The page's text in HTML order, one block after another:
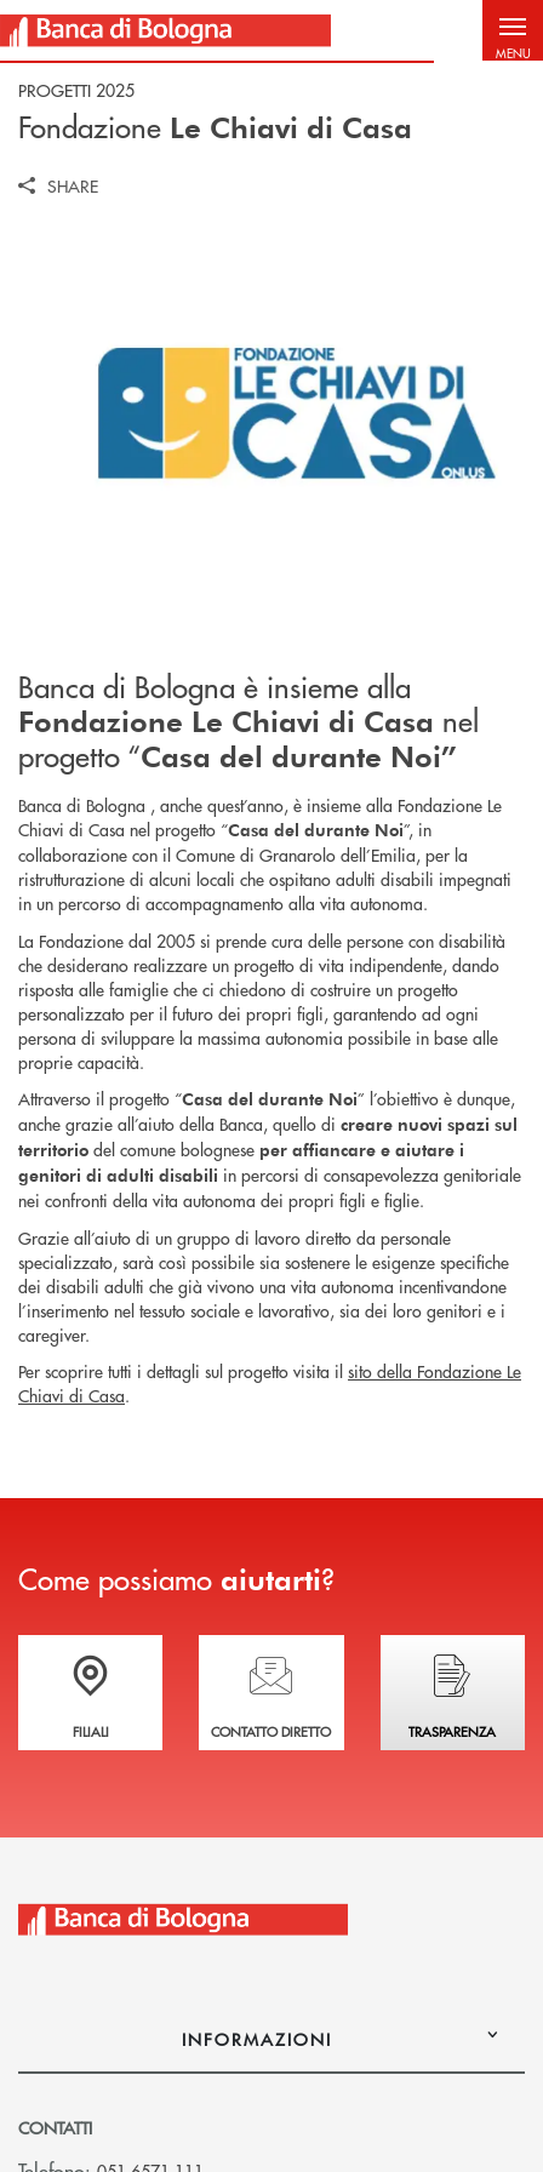
Salta al contenuto principale
MENU
PROGETTI 2025
Fondazione Le Chiavi di Casa
SHARE
Banca di Bologna è insieme alla
Fondazione Le Chiavi di Casa nel
progetto “Casa del durante Noi”
Banca di Bologna , anche quest’anno, è insieme alla Fondazione Le
Chiavi di Casa nel progetto “Casa del durante Noi”, in
collaborazione con il Comune di Granarolo dell’Emilia, per la
ristrutturazione di alcuni locali che ospitano adulti disabili impegnati
in un percorso di accompagnamento alla vita autonoma.
La Fondazione dal 2005 si prende cura delle persone con disabilità
che desiderano realizzare un progetto di vita indipendente, dando
risposta alle famiglie che ci chiedono di costruire un progetto
personalizzato per il futuro dei propri figli, garantendo ad ogni
persona di sviluppare la massima autonomia possibile in base alle
proprie capacità.
Attraverso il progetto “Casa del durante Noi” l’obiettivo è dunque,
anche grazie all’aiuto della Banca, quello di creare nuovi spazi sul
territorio del comune bolognese per affiancare e aiutare i
genitori di adulti disabili in percorsi di consapevolezza genitoriale
nei confronti della vita autonoma dei propri figli e figlie.
Grazie all’aiuto di un gruppo di lavoro diretto da personale
specializzato, sarà così possibile sia sostenere le esigenze specifiche
dei disabili adulti che già vivono una vita autonoma incentivandone
l’inserimento nel tessuto sociale e lavorativo, sia dei loro genitori e i
caregiver.
Per scoprire tutti i dettagli sul progetto visita il sito della Fondazione Le
Chiavi di Casa.
Come possiamo aiutarti?
Trova la filiale più vicina a te
FILIALI
Hai bisogno di assistenza immediata?
CONTATTO DIRETTO
Hai bisogno di
TRASPARENZA
INFORMAZIONI
CONTATTI